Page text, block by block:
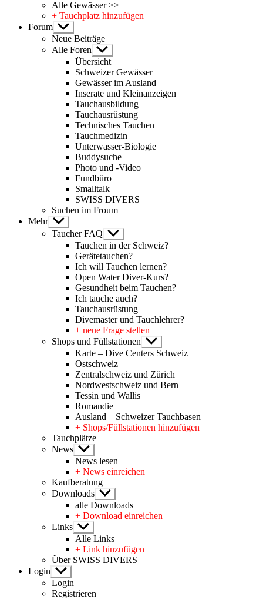
Alle Gewässer >>
+ Tauchplatz hinzufügen
Forum Untermenü
anzeigen
Neue Beiträge
Alle Foren Untermenü
anzeigen
Übersicht
Schweizer Gewässer
Gewässer im Ausland
Inserate und Kleinanzeigen
Tauchausbildung
Tauchausrüstung
Technisches Tauchen
Tauchmedizin
Unterwasser-Biologie
Buddysuche
Photo und -Video
Fundbüro
Smalltalk
SWISS DIVERS
Suchen im Froum
Mehr Untermenü
anzeigen
Taucher FAQ Untermenü
anzeigen
Tauchen in der Schweiz?
Gerätetauchen?
Ich will Tauchen lernen?
Open Water Diver-Kurs?
Gesundheit beim Tauchen?
Ich tauche auch?
Tauchausrüstung
Divemaster und Tauchlehrer?
+ neue Frage stellen
Shops und Füllstationen Untermenü
anzeigen
Karte – Dive Centers Schweiz
Ostschweiz
Zentralschweiz und Zürich
Nordwestschweiz und Bern
Tessin und Wallis
Romandie
Ausland – Schweizer Tauchbasen
+ Shops/Füllstationen hinzufügen
Tauchplätze
News Untermenü
anzeigen
News lesen
+ News einreichen
Kaufberatung
Downloads Untermenü
anzeigen
alle Downloads
+ Download einreichen
Links Untermenü
anzeigen
Alle Links
+ Link hinzufügen
Über SWISS DIVERS
Login Untermenü
anzeigen
Login
Registrieren